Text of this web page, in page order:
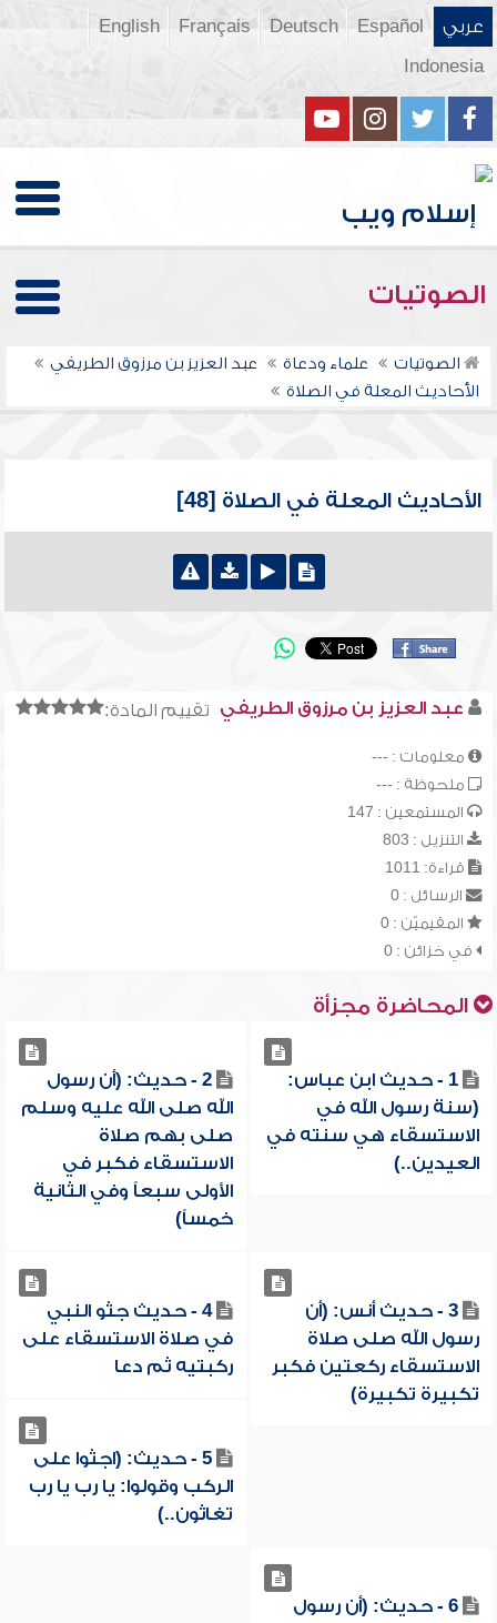
عربي Español
Deutsch
Français
English
Indonesia
الصوتيات
الصوتيات علماء ودعاة
عبد العزيز بن مرزوق الطريفي
الأحاديث المعلة في الصلاة
الأحاديث المعلة في الصلاة [48]
تقييم المادة: عبد العزيز بن مرزوق الطريفي
معلومات : ---
ملحوظة : ---
المستمعين : 147
التنزيل : 803
قراءة: 1011
الرسائل : 0
المقيميّن : 0
في خزائن : 0
المحاضرة مجزأة
1 - حديث ابن عباس:
(سنة رسول الله في
الاستسقاء هي سنته في
العيدين..)
2 - حديث: (أن رسول
الله صلى الله عليه وسلم
صلى بهم صلاة
الاستسقاء فكبر في
الأولى سبعاً وفي الثانية
خمساً)
3 - حديث أنس: (أن
رسول الله صلى صلاة
الاستسقاء ركعتين فكبر
تكبيرة تكبيرة)
4 - حديث جثو النبي
في صلاة الاستسقاء على
ركبتيه ثم دعا
5 - حديث: (اجثوا على
الركب وقولوا: يا رب يا رب
تغاثون..)
6 - حديث: (أن رسول